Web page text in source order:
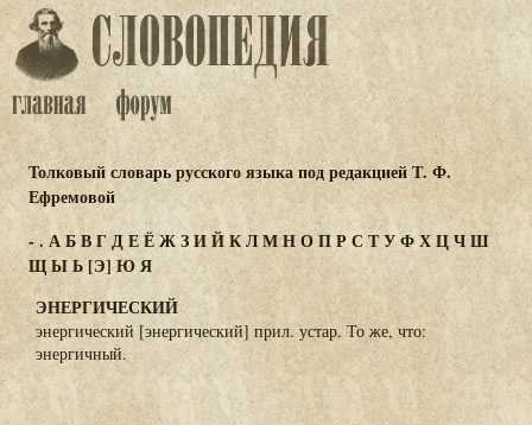
Толковый словарь русского языка под редакцией Т. Ф.
Ефремовой
- . АБВГДЕЁЖЗИЙКЛМНОПР С ТУФХЦЧШ
ЩЫЬ[Э] ЮЯ
ЭНЕРГИЧЕСКИЙ
энергический [энергический] прил. устар. То же, что:
энергичный.